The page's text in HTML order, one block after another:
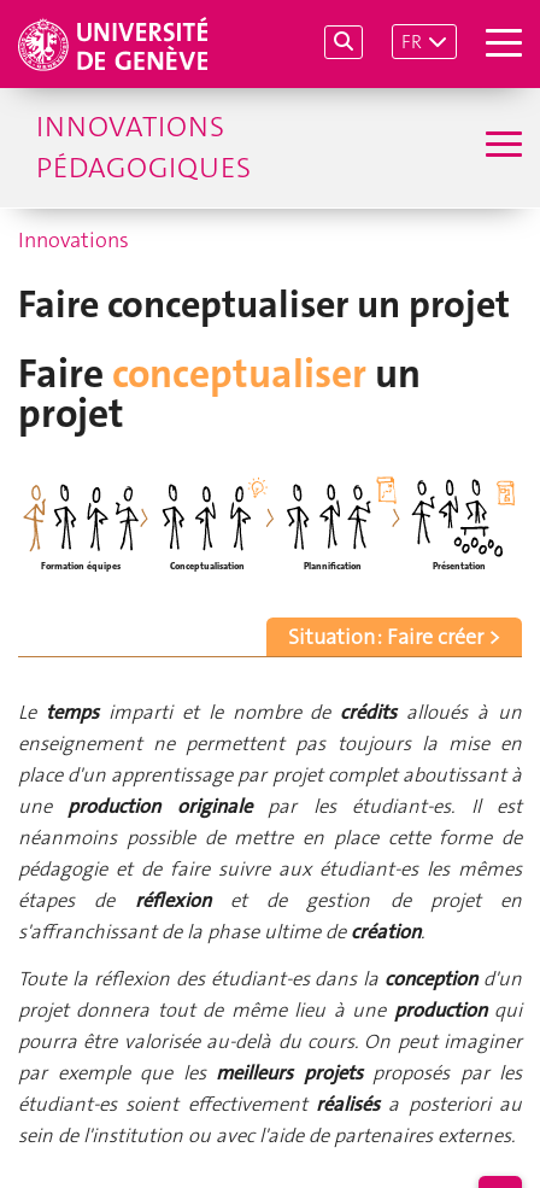
FR
INNOVATIONS
PÉDAGOGIQUES
Innovations
Faire conceptualiser un projet
Faire conceptualiser un
projet
Formation équipes Conceptualisation Plannification Présentation
Situation : Faire créer >
Le temps imparti et le nombre de crédits alloués à un
enseignement ne permettent pas toujours la mise en
place d'un apprentissage par projet complet aboutissant à
une production originalepar les étudiant-es. Il est
néanmoins possible de mettre en place cette forme de
pédagogie et de faire suivre aux étudiant-es les mêmes
étapes de réflexion et de gestion de projet en
s'affranchissant de la phase ultime decréation.
Toute la réflexion des étudiant-es dans la conceptiond'un
projet donnera tout de même lieu à une production qui
pourra être valorisée au-delà du cours. On peut imaginer
par exemple que les meilleurs projets proposés par les
étudiant-es soient effectivement réalisés a posteriori au
sein de l'institution ou avec l'aide de partenaires externes.